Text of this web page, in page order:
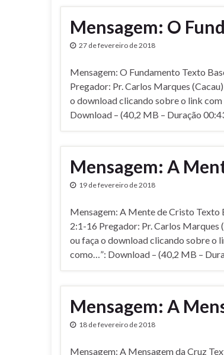
Mensagem: O
27 de fevereiro de 2018
Mensagem: O Fundamento Texto
Pregador: Pr. Carlos Marques
o download clicando sobre o link
Download – (40,2 MB – Duração
Mensagem: A
19 de fevereiro de 2018
Mensagem: A Mente de Cristo Texto
2:1-16 Pregador: Pr. Carlos Marques
ou faça o download clicando sobre o
como…”: Download – (40,2 MB –
Mensagem: A
18 de fevereiro de 2018
Mensagem: A Mensagem da Cruz